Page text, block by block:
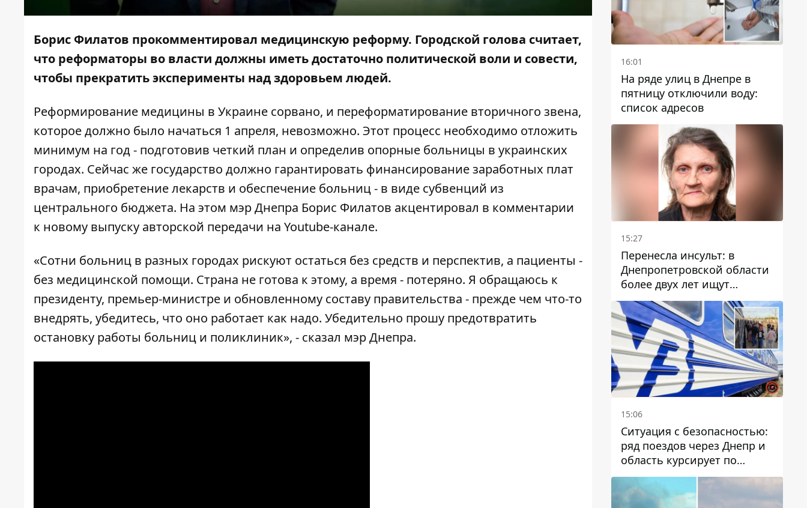
Борис Филатов прокомментировал медицинскую реформу. Городской голова считает,
что реформаторы во власти должны иметь достаточно политической воли и совести,
чтобы прекратить эксперименты над здоровьем людей.
Реформирование медицины в Украине сорвано, и переформатирование вторичного звена,
которое должно было начаться 1 апреля, невозможно. Этот процесс необходимо отложить
минимум на год - подготовив четкий план и определив опорные больницы в украинских
городах. Сейчас же государство должно гарантировать финансирование заработных плат
врачам, приобретение лекарств и обеспечение больниц - в виде субвенций из
центрального бюджета. На этом мэр Днепра Борис Филатов акцентировал в комментарии
к новому выпуску авторской передачи на Youtube-канале.
«Сотни больниц в разных городах рискуют остаться без средств и перспектив, а пациенты -
без медицинской помощи. Страна не готова к этому, а время - потеряно. Я обращаюсь к
президенту, премьер-министрe и обновленному составу правительства - прежде чем что-то
внедрять, убедитесь, что оно работает как надо. Убедительно прошу предотвратить
остановку работы больниц и поликлиник», - сказал мэр Днепра.
16:01
На ряде улиц в Днепре в
пятницу отключили воду:
список адресов
15:27
Перенесла инсульт: в
Днепропетровской области
более двух лет ищут
пропавшую женщину
15:06
Ситуация с безопасностью:
ряд поездов через Днепр и
область курсирует по
измененному маршруту, а
часть пути заменили
автобусами и электричками